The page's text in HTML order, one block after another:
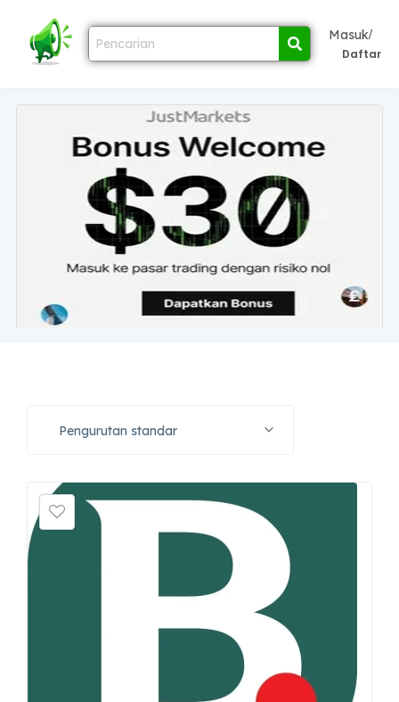
Masuk/
Daftar
Pengurutan standar